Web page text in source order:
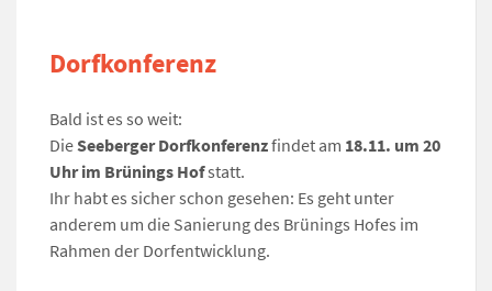
Dorfkonferenz
Bald ist es so weit:
DieSeeberger Dorfkonferenzfindet am 18.11. um 20
Uhr im Brünings Hofstatt.
Ihr habt es sicher schon gesehen: Es geht unter
anderem um die Sanierung des Brünings Hofes im
Rahmen der Dorfentwicklung.